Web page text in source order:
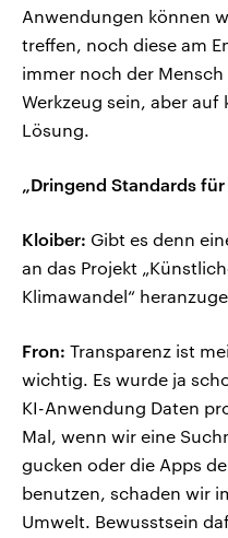
Anwendungen können
treffen, noch diese am
immer noch der
Werkzeug sein, aber
Lösung.
„Dringend Standards
Kloiber: Gibt es denn
an das Projekt
Klimawandel“
Fron: Transparenz ist
wichtig. Es wurde ja
KI-Anwendung Daten
Mal, wenn wir eine
gucken oder die Apps
benutzen, schaden wir
Umwelt. Bewusstsein